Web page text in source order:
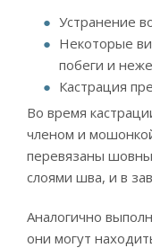
Устранение
Некоторые
побеги и
Кастрация
Во время
членом и
перевязаны
слоями шва, и в
Аналогично
они могут